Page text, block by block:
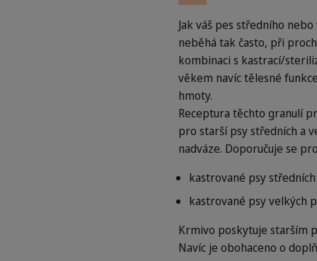
Jak váš pes středního
neběhá tak často, při
kombinaci s kastrací/
věkem navíc tělesné
hmoty.
Receptura těchto granulí
pro starší psy středních a
nadváze. Doporučuje se
kastrované psy
kastrované psy velkých
Krmivo poskytuje starším
Navíc je obohaceno o